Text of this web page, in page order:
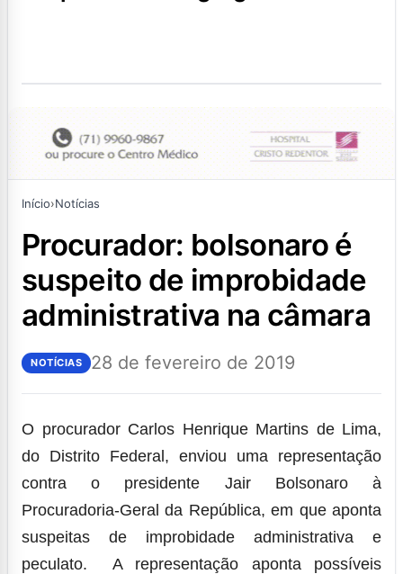
Início›Notícias
procurador: bolsonaro é
suspeito de improbidade
administrativa na câmara
NOTÍCIAS 28 de fevereiro de 2019
O procurador Carlos Henrique Martins de Lima,
do Distrito Federal, enviou uma representação
contra o presidente Jair Bolsonaro à
Procuradoria-Geral da República, em que aponta
suspeitas de improbidade administrativa e
peculato. A representação aponta possíveis